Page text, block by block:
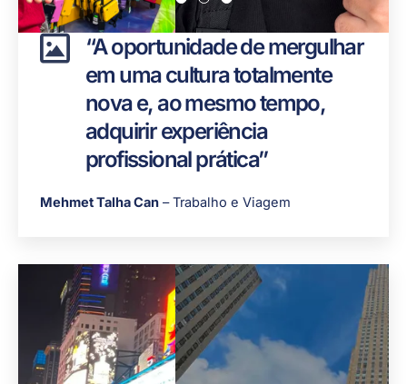
“A oportunidade de mergulhar
em uma cultura totalmente
nova e, ao mesmo tempo,
adquirir experiência
profissional prática”
Mehmet Talha Can – Trabalho e Viagem